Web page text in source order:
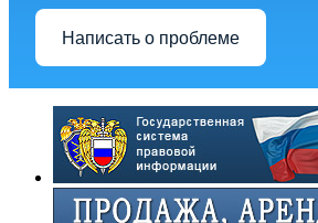
Написать о проблеме